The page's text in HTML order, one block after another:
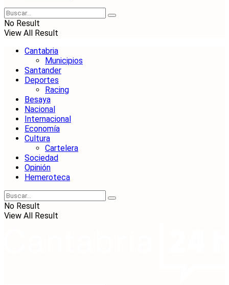
No Result
View All Result
Cantabria
Municipios
Santander
Deportes
Racing
Besaya
Nacional
Internacional
Economía
Cultura
Cartelera
Sociedad
Opinión
Hemeroteca
No Result
View All Result